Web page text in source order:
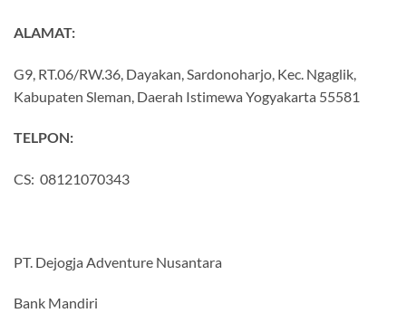
ALAMAT:
G9, RT.06/RW.36, Dayakan, Sardonoharjo, Kec. Ngaglik,
Kabupaten Sleman, Daerah Istimewa Yogyakarta 55581
TELPON:
CS: 08121070343
PT. Dejogja Adventure Nusantara
Bank Mandiri